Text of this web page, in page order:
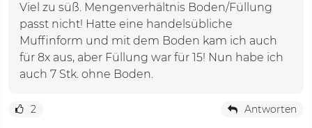
Viel zu süß. Mengenverhältnis Boden/Füllung
passt nicht! Hatte eine handelsübliche
Muffinform und mit dem Boden kam ich auch
für 8x aus, aber Füllung war für 15! Nun habe ich
auch 7 Stk. ohne Boden.
2 Antworten